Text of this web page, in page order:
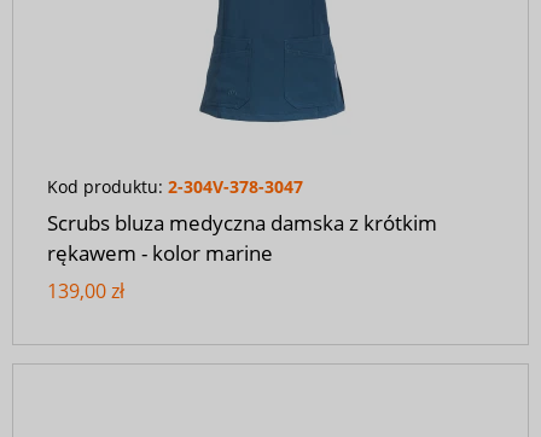
Kod produktu: 2-304V-378-3047
Scrubs bluza medyczna damska z krótkim
rękawem - kolor marine
139,00 zł